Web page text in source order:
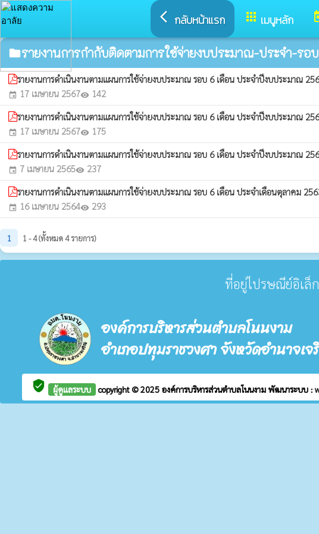
arrow_back_ios กลับหน้าแรก apps เมนูหลัก
folderรายงานการกำกับติดตามการใช้จ่ายงบประมาณ-ประจำ-รอ
รายงานการดำเนินงานตามแผนการใช้จ่ายงบประมาณ รอบ 6 เดือน ประจำปีงบประมาณ
event 17 เมษายน 2567visibility 142
รายงานการดำเนินงานตามแผนการใช้จ่ายงบประมาณ รอบ 6 เดือน ประจำปีงบประมาณ
event 17 เมษายน 2567visibility 175
รายงานการดำเนินงานตามแผนการใช้จ่ายงบประมาณ รอบ 6 เดือน ประจำปีงบประมาณ
event 7 เมษายน 2565visibility 237
รายงานการดำเนินงานตามแผนการใช้จ่ายงบประมาณ รอบ 6 เดือน ประจำเดือนตุลาคม
event 16 เมษายน 2564visibility 293
1 1 - 4 (ทั้งหมด 4 รายการ)
ที่อยู่ไปรษณีย์อิเล็
องค์การบริหารส่วนตำบลโนนงาม
อำเภอปทุมราชวงศา จังหวัดอำนาจเ
verified_user ผู้ดูแลระบบ copyright © 2025 องค์การบริหารส่วนตำบลโนนงาม พัฒนาระบบ :